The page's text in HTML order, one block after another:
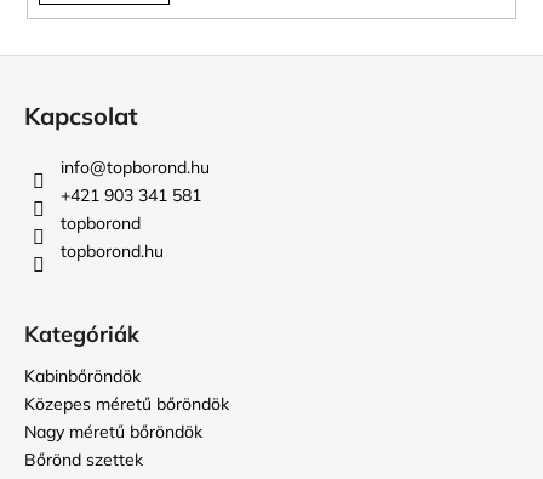
Kapcsolat
info@topborond.hu
+421 903 341 581
topborond
topborond.hu
Kategóriák
Kabinbőröndök
Közepes méretű bőröndök
Nagy méretű bőröndök
Bőrönd szettek